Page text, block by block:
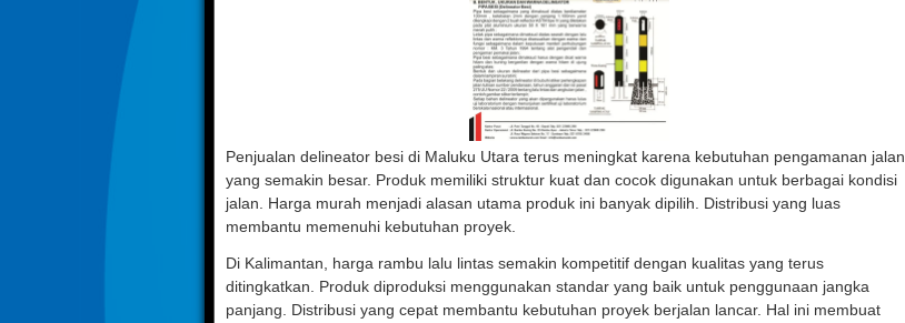
Penjualan delineator besi di Maluku Utara terus meningkat karena kebutuhan pengamanan jalan
yang semakin besar. Produk memiliki struktur kuat dan cocok digunakan untuk berbagai kondisi
jalan. Harga murah menjadi alasan utama produk ini banyak dipilih. Distribusi yang luas
membantu memenuhi kebutuhan proyek.
Di Kalimantan, harga rambu lalu lintas semakin kompetitif dengan kualitas yang terus
ditingkatkan. Produk diproduksi menggunakan standar yang baik untuk penggunaan jangka
panjang. Distribusi yang cepat membantu kebutuhan proyek berjalan lancar. Hal ini membuat